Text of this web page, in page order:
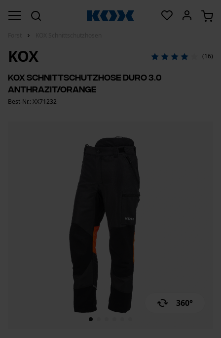
360°
KOX (16)
KOX Schnittschutzhose Duro 3.0
Anthrazit/Orange
Best-Nr.: XX71232